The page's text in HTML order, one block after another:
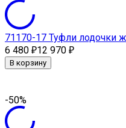
71170-17 Туфли лодочки
6 480 ₽12 970 ₽
В корзину
-50%